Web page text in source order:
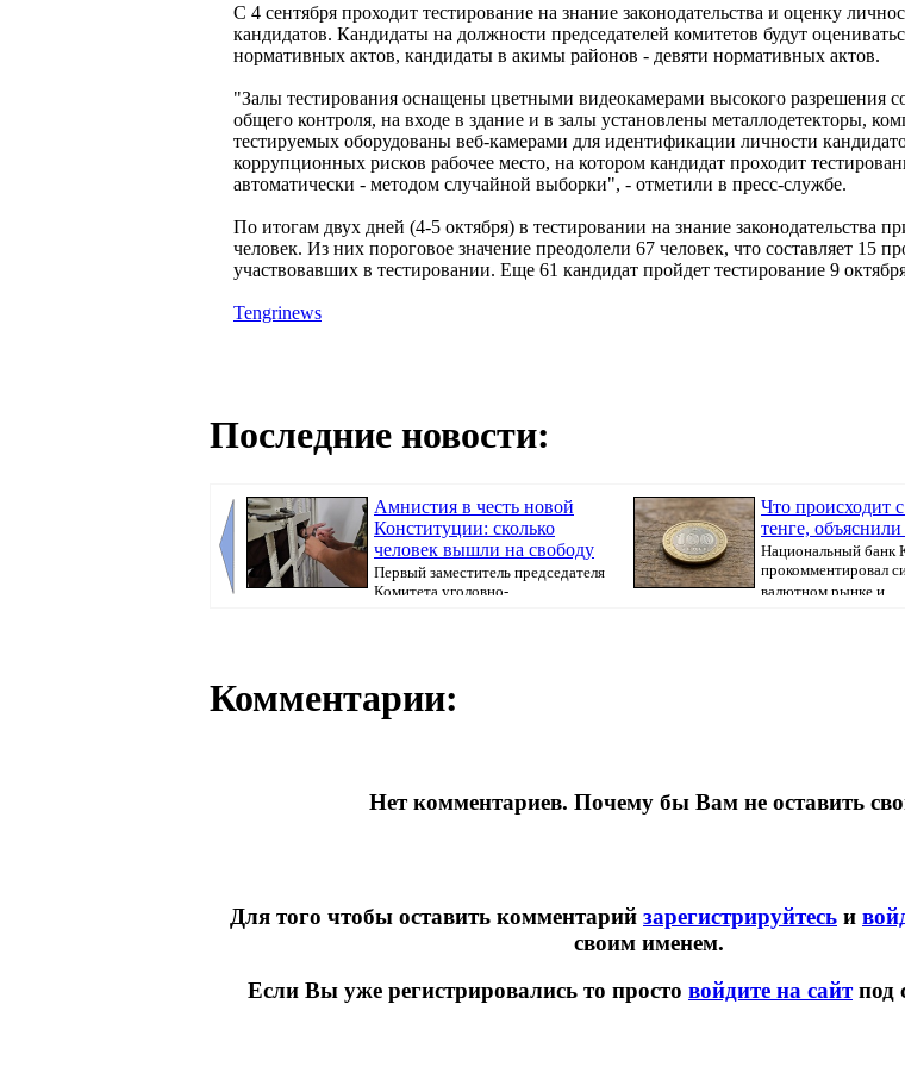
С 4 сентября проходит тестирование на знание законодательства и оценку
кандидатов. Кандидаты на должности председателей комитетов будут
нормативных актов, кандидаты в акимы районов - девяти нормативных актов.
"Залы тестирования оснащены цветными видеокамерами высокого разрешения
общего контроля, на входе в здание и в залы установлены металлодетекторы,
тестируемых оборудованы веб-камерами для идентификации личности
коррупционных рисков рабочее место, на котором кандидат проходит
автоматически - методом случайной выборки", - отметили в пресс-службе.
По итогам двух дней (4-5 октября) в тестировании на знание законодательства
человек. Из них пороговое значение преодолели 67 человек, что составляет 15
участвовавших в тестировании. Еще 61 кандидат пройдет тестирование 9
Tengrinews
Последние новости:
Амнистия в честь новой
Конституции: сколько
человек вышли на свободу
Первый заместитель председателя
Комитета уголовно-
Что происходит
тенге,
Национальный банк
прокомментировал
валютном рынке и ...
Комментарии:
Нет комментариев. Почему бы Вам не оставить
Для того чтобы оставить комментарий зарегистрируйтесь и
своим именем.
Если Вы уже регистрировались то просто войдите на сайтпод